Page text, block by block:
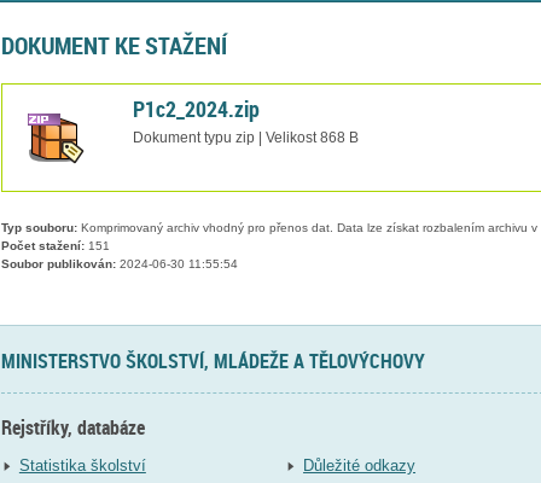
DOKUMENT KE STAŽENÍ
P1c2_2024.zip
Dokument typu zip | Velikost 868 B
Typ souboru:Komprimovaný archiv vhodný pro přenos dat. Data lze získat rozbalením archivu
Počet stažení:151
Soubor publikován:2024-06-30 11:55:54
MINISTERSTVO ŠKOLSTVÍ, MLÁDEŽE A TĚLOVÝCHOVY
Rejstříky, databáze
Statistika školství
Důležité odkazy